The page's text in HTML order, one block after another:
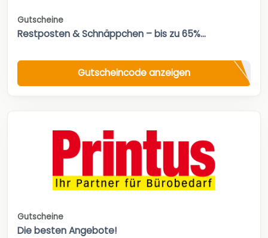
Gutscheine
Restposten & Schnäppchen – bis zu 65%...
Gutscheincode anzeigen
Gutscheine
Die besten Angebote!